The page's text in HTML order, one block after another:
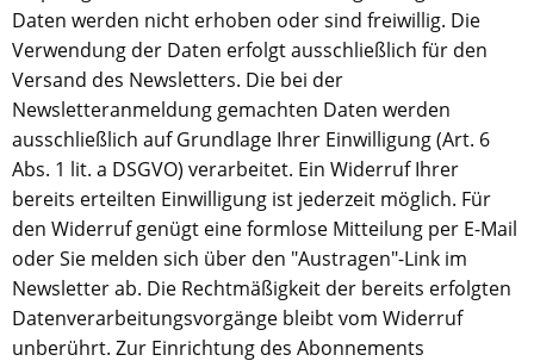
Daten werden nicht erhoben oder sind freiwillig. Die
Verwendung der Daten erfolgt ausschließlich für den
Versand des Newsletters. Die bei der
Newsletteranmeldung gemachten Daten werden
ausschließlich auf Grundlage Ihrer Einwilligung (Art. 6
Abs. 1 lit. a DSGVO) verarbeitet. Ein Widerruf Ihrer
bereits erteilten Einwilligung ist jederzeit möglich. Für
den Widerruf genügt eine formlose Mitteilung per E-Mail
oder Sie melden sich über den "Austragen"-Link im
Newsletter ab. Die Rechtmäßigkeit der bereits erfolgten
Datenverarbeitungsvorgänge bleibt vom Widerruf
unberührt. Zur Einrichtung des Abonnements